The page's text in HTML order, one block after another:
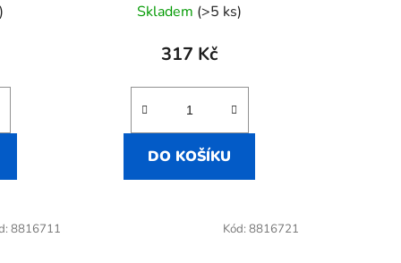
Skladem (>5 ks)
317 Kč
DO KOŠÍKU
8816711 Kód: 8816721